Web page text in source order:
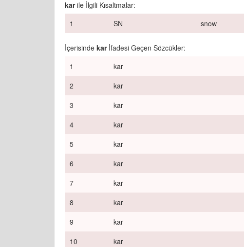
kar ile İlgili Kısaltmalar:
1
SN snow
İçerisinde kar İfadesi Geçen Sözcükler:
1
kar
2
kar
3
kar
4
kar
5
kar
6
kar
7
kar
8
kar
9
kar
10
kar